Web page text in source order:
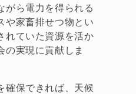
がら電力を得られる
や家畜排せつ物とい
れていた資源を活か
の実現に貢献しま
確保できれば、天候